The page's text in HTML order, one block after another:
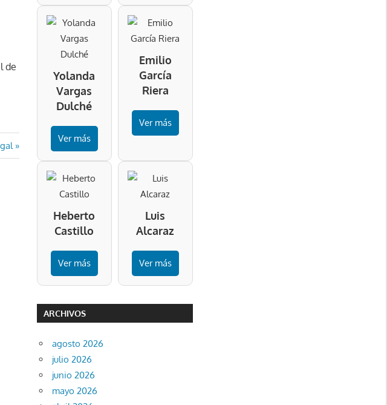
de
Yolanda
Vargas
Dulché
Ver más
Emilio
García
Riera
Ver más
Heberto
Castillo
Ver más
Luis
Alcaraz
Ver más
ARCHIVOS
agosto 2026
julio 2026
junio 2026
mayo 2026